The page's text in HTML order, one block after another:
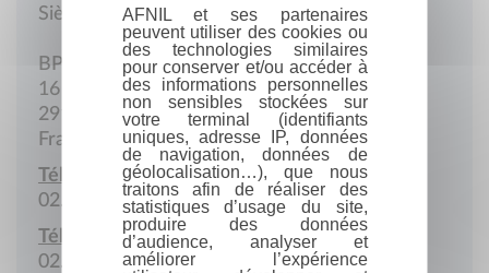
Siège social
BP 68
16 Rue Claude Bernard
29140 Rosporden
France
Téléphone :
02.98.66.90.11
Télécopie :
02.98.66.92.88
AFNIL et ses partenaires
peuvent utiliser des cookies ou
des technologies similaires
pour conserver et/ou accéder à
des informations personnelles
non sensibles stockées sur
votre terminal (identifiants
uniques, adresse IP, données
de navigation, données de
géolocalisation…), que nous
traitons afin de réaliser des
statistiques d’usage du site,
produire des données
d’audience, analyser et
améliorer l’expérience